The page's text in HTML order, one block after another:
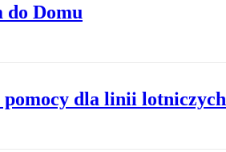
do Domu
dla linii lotniczych